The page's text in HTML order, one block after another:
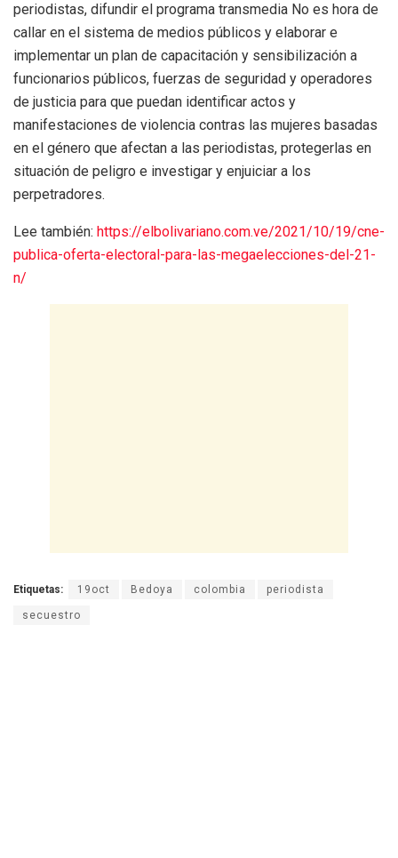
periodistas, difundir el programa transmedia No es hora de
callar en el sistema de medios públicos y elaborar e
implementar un plan de capacitación y sensibilización a
funcionarios públicos, fuerzas de seguridad y operadores
de justicia para que puedan identificar actos y
manifestaciones de violencia contras las mujeres basadas
en el género que afectan a las periodistas, protegerlas en
situación de peligro e investigar y enjuiciar a los
perpetradores.
Lee también: https://elbolivariano.com.ve/2021/10/19/cne-
publica-oferta-electoral-para-las-megaelecciones-del-21-
n/
Etiquetas: 19oct Bedoya colombia periodista
secuestro